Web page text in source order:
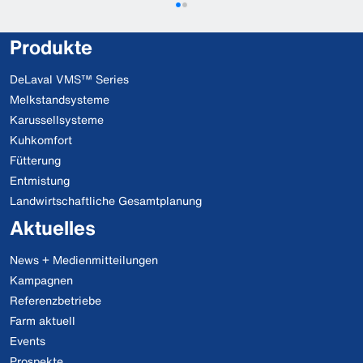
Produkte
DeLaval VMS™ Series
Melkstandsysteme
Karussellsysteme
Kuhkomfort
Fütterung
Entmistung
Landwirtschaftliche Gesamtplanung
Aktuelles
News + Medienmitteilungen
Kampagnen
Referenzbetriebe
Farm aktuell
Events